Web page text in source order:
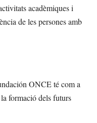
acadèmiques i
de les persones amb
ONCE té com a
formació dels futurs